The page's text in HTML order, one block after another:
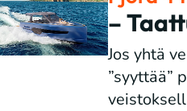
–
Jos yhtä
”syyttää”